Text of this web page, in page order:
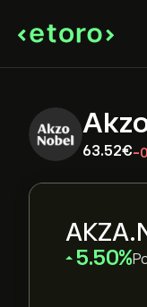
63.52‎€‎-
‎5.50‎